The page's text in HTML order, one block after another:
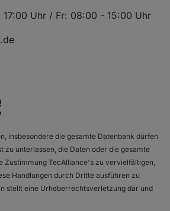
(M11)
2.0 i
10.88 -
(M11)
2.4 i
04.92 -
(M11)
2.0 i 4x4
10.88 -
(M11)
Uhr / Fr: 08:00 - 15:00 Uhr
insbesondere die gesamte Datenbank dürfen
zu unterlassen, die Daten oder die gesamte
Zustimmung TecAlliance's zu vervielfältigen,
Handlungen durch Dritte ausführen zu
stellt eine Urheberrechtsverletzung dar und